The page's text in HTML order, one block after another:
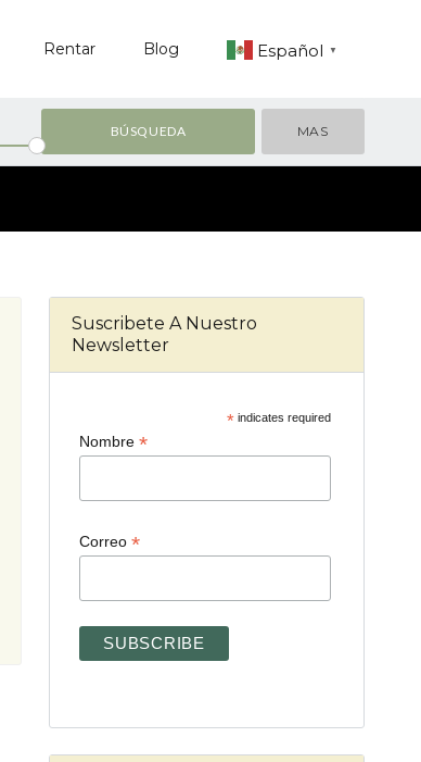
Rentar Blog Español ▼
MAS
Suscribete A Nuestro
Newsletter
* indicates required
Nombre*
Correo*